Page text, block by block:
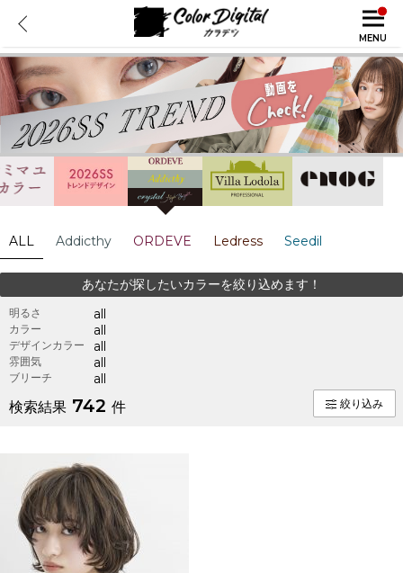
MENU
ALL Addicthy ORDEVE Ledress Seedil
あなたが探したいカラーを絞り込めます！
明るさ all
カラー all
デザインカラー all
雰囲気 all
ブリーチ all
検索結果 742 件 絞り込み